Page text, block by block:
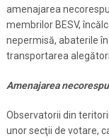
amenajarea
membrilor BESV,
nepermisă, abaterile
transportarea
Amenajarea
Observatorii din
unor secţii de votare,